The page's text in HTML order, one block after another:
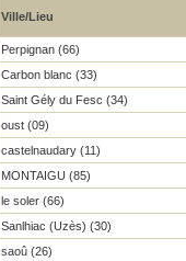
Ville/Lieu
Perpignan (66)
Carbon blanc (33)
Saint Gély du Fesc (34)
oust (09)
castelnaudary (11)
MONTAIGU (85)
le soler (66)
Sanlhiac (Uzès) (30)
saoû (26)